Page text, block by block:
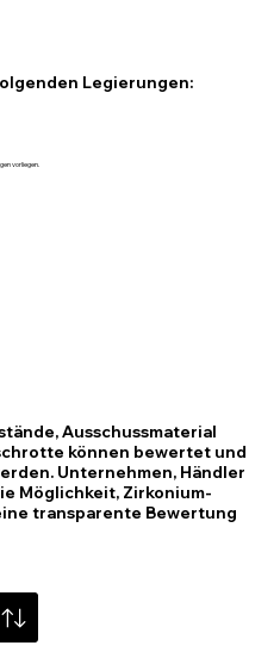
Legierungen:
vorliegen.
Ausschussmaterial
können bewertet und
Unternehmen, Händler
Möglichkeit, Zirkonium-
transparente Bewertung